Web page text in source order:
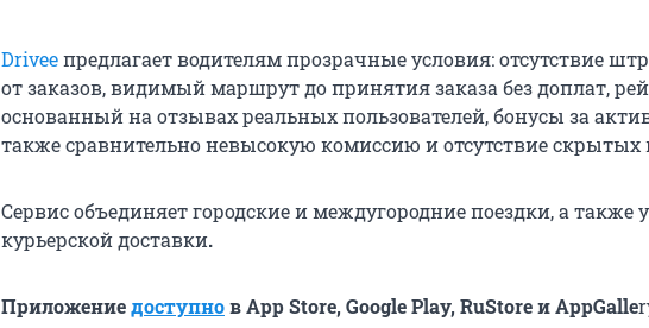
Driveeпредлагает водителям прозрачные условия: отсутствие
от заказов, видимый маршрут до принятия заказа без доплат,
основанный на отзывах реальных пользователей, бонусы за
также сравнительно невысокую комиссию и отсутствие скрытых
Сервис объединяет городские и междугородние поездки, а также
курьерской доставки.
Приложениедоступнов App Store, Google Play, RuStore и AppGalle